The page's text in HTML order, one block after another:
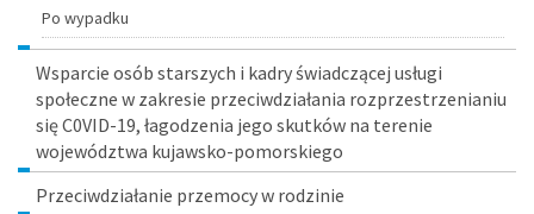
Po wypadku
Wsparcie osób starszych i kadry świadczącej usługi
społeczne w zakresie przeciwdziałania rozprzestrzenianiu
się C0VID-19, łagodzenia jego skutków na terenie
województwa kujawsko-pomorskiego
Przeciwdziałanie przemocy w rodzinie